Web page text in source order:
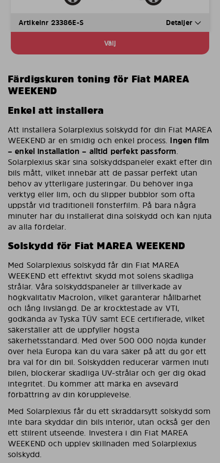
Artikelnr 23386E-S Detaljer
Välj
Färdigskuren toning för Fiat MAREA
WEEKEND
Enkel att installera
Att installera Solarplexius solskydd för din Fiat MAREA
WEEKEND är en smidig och enkel process. Ingen film
– enkel installation – alltid perfekt passform.
Solarplexius skär sina solskyddspaneler exakt efter din
bils mått, vilket innebär att de passar perfekt utan
behov av ytterligare justeringar. Du behöver inga
verktyg eller lim, och du slipper bubblor som ofta
uppstår vid traditionell fönsterfilm. På bara några
minuter har du installerat dina solskydd och kan njuta
av alla fördelar.
Solskydd för Fiat MAREA WEEKEND
Med Solarplexius solskydd får din Fiat MAREA
WEEKEND ett effektivt skydd mot solens skadliga
strålar. Våra solskyddspaneler är tillverkade av
högkvalitativ Macrolon, vilket garanterar hållbarhet
och lång livslängd. De är krocktestade av VTI,
godkända av Tyska TÜV samt ECE certifierade, vilket
säkerställer att de uppfyller högsta
säkerhetsstandard. Med över 500 000 nöjda kunder
över hela Europa kan du vara säker på att du gör ett
bra val för din bil. Solskydden reducerar värmen inuti
bilen, blockerar skadliga UV-strålar och ger dig ökad
integritet. Du kommer att märka en avsevärd
förbättring av din körupplevelse.
Med Solarplexius får du ett skräddarsytt solskydd som
inte bara skyddar din bils interiör, utan också ger den
ett stilrent utseende. Investera i din Fiat MAREA
WEEKEND och upplev skillnaden med Solarplexius
solskydd.